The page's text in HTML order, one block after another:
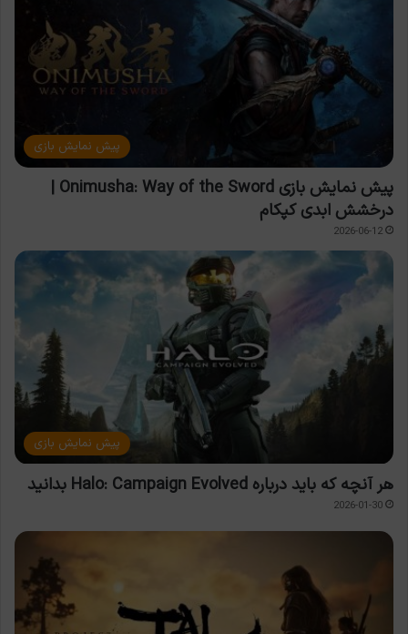
پیش نمایش بازی
پیش نمایش بازی Onimusha: Way of the Sword |
درخشش ابدی کپکام
2026-06-12
پیش نمایش بازی
هر آنچه که باید درباره Halo: Campaign Evolved بدانید
2026-01-30